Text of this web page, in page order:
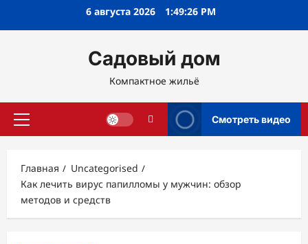
6 августа 2026 1:49:27 PM
Садовый дом
Компактное жильё
Основное
Смотреть видео
Главная
Uncategorised
Как лечить вирус папилломы у мужчин: обзор
методов и средств